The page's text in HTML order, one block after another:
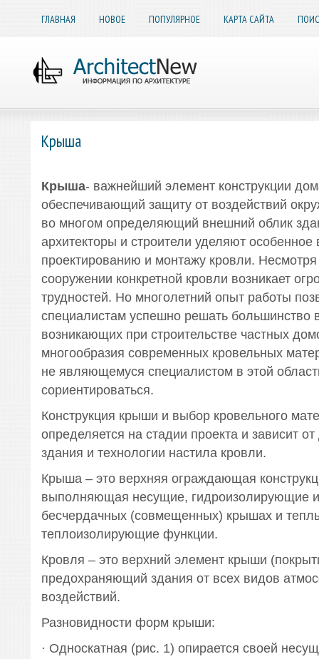
ГЛАВНАЯ НОВОЕ ПОПУЛЯРНОЕ КАРТА САЙТА
Крыша
Крыша- важнейший элемент конструкции
обеспечивающий защиту от воздействий
во многом определяющий внешний облик
архитекторы и строители уделяют особенное
проектированию и монтажу кровли. Несмотря
сооружении конкретной кровли возникает
трудностей. Но многолетний опыт работы
специалистам успешно решать большинство
возникающих при строительстве частных
многообразия современных кровельных
не являющемуся специалистом в этой
сориентироваться.
Конструкция крыши и выбор кровельного
определяется на стадии проекта и зависит
здания и технологии настила кровли.
Крыша – это верхняя ограждающая
выполняющая несущие, гидроизолирующие
бесчердачных (совмещенных) крышах и
теплоизолирующие функции.
Кровля – это верхний элемент крыши
предохраняющий здания от всех видов
воздействий.
Разновидности форм крыши:
· Односкатная (рис. 1) опирается своей